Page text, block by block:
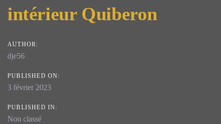
intérieur Quiberon
AUTHOR:
dje56
PUBLISHED ON:
3 février 2023
PUBLISHED IN:
Non classé
navigation